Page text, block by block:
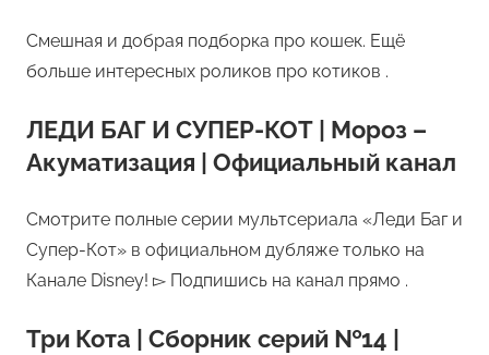
Смешная и добрая подборка про кошек. Ещё
больше интересных роликов про котиков .
ЛЕДИ БАГ И СУПЕР-КОТ | Мороз –
Акуматизация | Официальный канал
Смотрите полные серии мультсериала «Леди Баг и
Супер-Кот» в официальном дубляже только на
Канале Disney! ▻ Подпишись на канал прямо .
Три Кота | Сборник серий №14 |